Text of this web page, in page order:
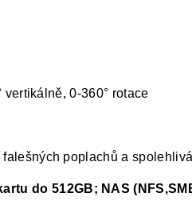
0-360° rotace
poplachů a
do 512GB; NAS